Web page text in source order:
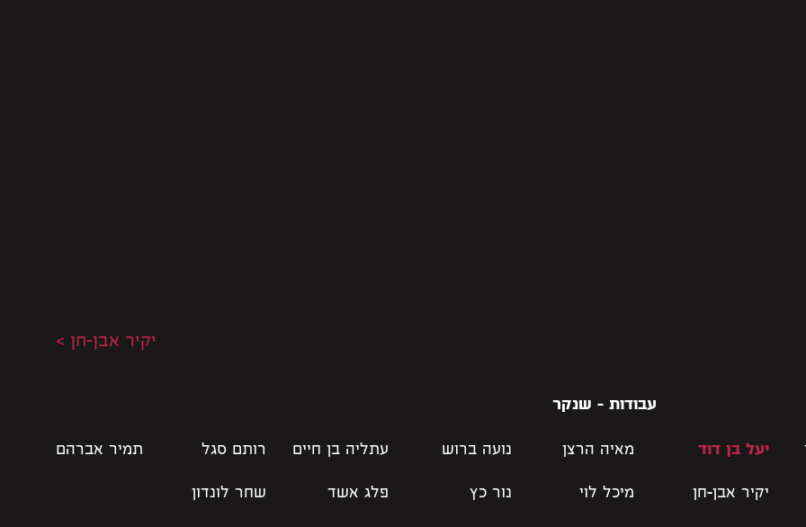
יקיר אבן-חן >
עבודות - שנקר
יעל בן דוד
יקיר אבן-חן
מאיה הרצן
מיכל לוי
נועה ברוש
נור כץ
עתליה בן חיים
פלג אשד
רותם סגל
שחר לונדון
תמיר אברהם